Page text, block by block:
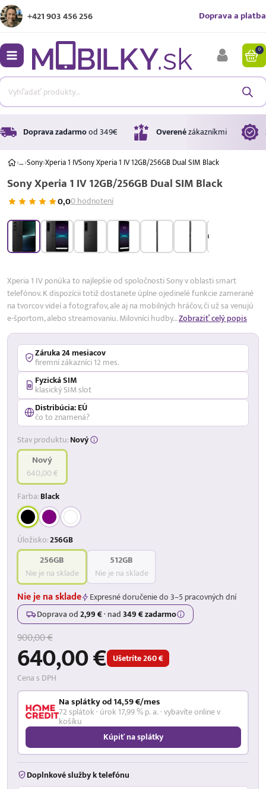
+421 903 456 256 Doprava a platba
0
Doprava zadarmood 349€ Overenézákazníkmi
›…›Sony›Xperia 1 IVSony Xperia 1 IV 12GB/256GB Dual SIM Black
Sony Xperia 1 IV 12GB/256GB Dual SIM Black
0,00 hodnotení
A ↑
Úrok
17,99 %
Xperia 1 IV ponúka to najlepšie od spoločnosti Sony v oblasti smart
telefónov. K dispozícii totiž dostanete úplne ojedinelé funkcie zamerané
na tvorcov videí a fotografov, ale aj na mobilných hráčov, či už sa venujú
e-športom, alebo streamovaniu. Milovníci hudby…Zobraziť celý popis
Záruka 24 mesiacov
firemní zákazníci 12 mes.
Fyzická SIM
klasický SIM slot
Distribúcia: EÚ
čo to znamená?
Stav produktu:Nový
Nový
640,00 €
Farba:Black
Úložisko:256GB
256GB
Nie je na sklade
512GB
Nie je na sklade
Nie je na sklade
Expresné doručenie do 3–5 pracovných dní
Doprava od2,99 €·nad349 € zadarmo
900,00 €
640,00 € Ušetríte 260 €
Cena s DPH
Na splátky od 14,59 €/mes
72 splátok · úrok 17,99 % p. a. · vybavíte online v
košíku
Kúpiť na splátky
Doplnkové služby k telefónu